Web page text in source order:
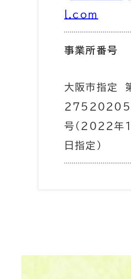
l.com
事業所番号
大阪市指定
号（2022年1
日指定）